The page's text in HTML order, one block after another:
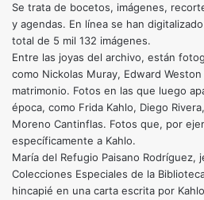
Se trata de bocetos, imágenes,
y agendas. En línea se han
total de 5 mil 132 imágenes.
Entre las joyas del archivo, están
como Nickolas Muray, Edward
matrimonio. Fotos en las que luego
época, como Frida Kahlo, Diego
Moreno Cantinflas. Fotos que, por
específicamente a Kahlo.
María del Refugio Paisano Rodríguez,
Colecciones Especiales de la
hincapié en una carta escrita por